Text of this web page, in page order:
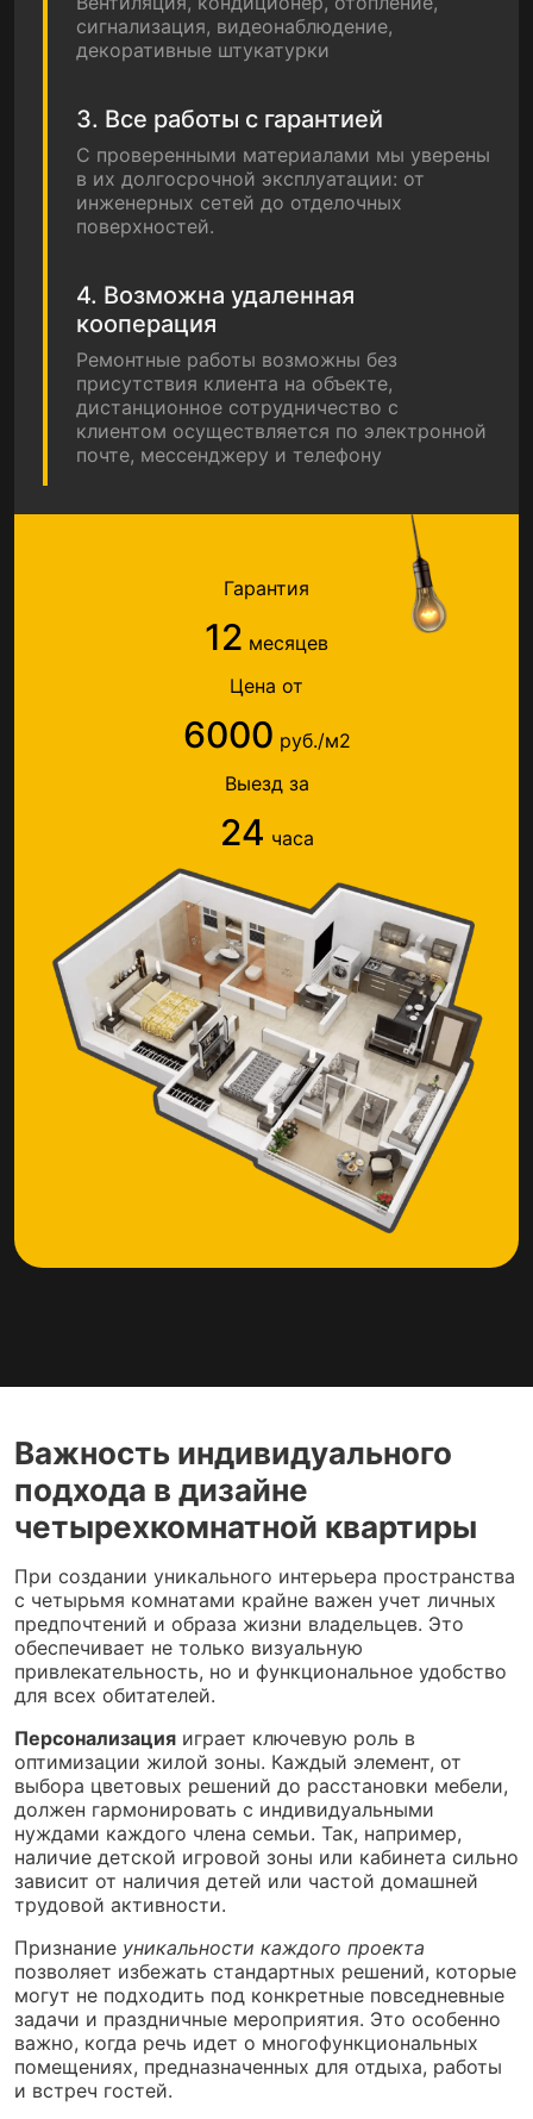
сигнализация, видеонаблюдение,
декоративные штукатурки
3. Все работы с гарантией
С проверенными материалами мы уверены
в их долгосрочной эксплуатации: от
инженерных сетей до отделочных
поверхностей.
4. Возможна удаленная
кооперация
Ремонтные работы возможны без
присутствия клиента на объекте,
дистанционное сотрудничество с
клиентом осуществляется по электронной
почте, мессенджеру и телефону
Гарантия
12 месяцев
Цена от
6000 руб./м2
Выезд за
24 часа
Важность индивидуального
подхода в дизайне
четырехкомнатной квартиры
При создании уникального интерьера пространства
с четырьмя комнатами крайне важен учет личных
предпочтений и образа жизни владельцев. Это
обеспечивает не только визуальную
привлекательность, но и функциональное удобство
для всех обитателей.
Персонализация играет ключевую роль в
оптимизации жилой зоны. Каждый элемент, от
выбора цветовых решений до расстановки мебели,
должен гармонировать с индивидуальными
нуждами каждого члена семьи. Так, например,
наличие детской игровой зоны или кабинета сильно
зависит от наличия детей или частой домашней
трудовой активности.
Признание уникальности каждого проекта
позволяет избежать стандартных решений, которые
могут не подходить под конкретные повседневные
задачи и праздничные мероприятия. Это особенно
важно, когда речь идет о многофункциональных
помещениях, предназначенных для отдыха, работы
и встреч гостей.